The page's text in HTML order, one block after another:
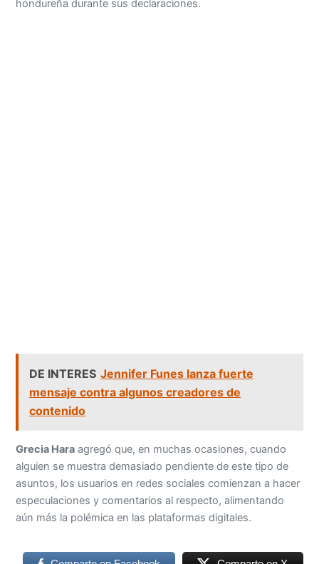
hondureña durante sus declaraciones.
DE INTERES Jennifer Funes lanza fuerte
mensaje contra algunos creadores de
contenido
Grecia Hara agregó que, en muchas ocasiones, cuando
alguien se muestra demasiado pendiente de este tipo de
asuntos, los usuarios en redes sociales comienzan a hacer
especulaciones y comentarios al respecto, alimentando
aún más la polémica en las plataformas digitales.